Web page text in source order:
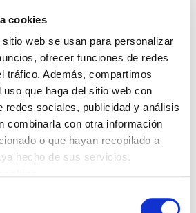
cookies
web se usan para personalizar
ofrecer funciones de redes
tráfico. Además, compartimos
que haga del sitio web con
redes sociales, publicidad y análisis
combinarla con otra información
o que hayan recopilado a
hecho de sus servicios.
de pruebas de acceso
la AVPE estaba prevista la
cursos para 2016 y se ha
inicio.
cursos sean convocados el